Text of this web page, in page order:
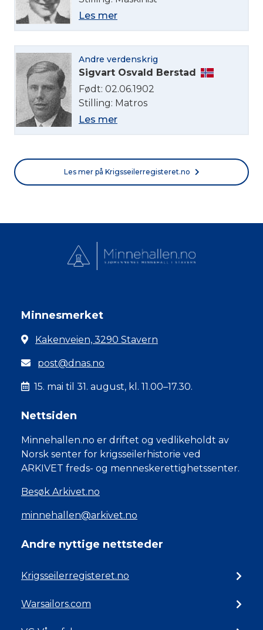
Les mer
Andre verdenskrig
Sigvart Osvald Berstad
Født: 02.06.1902
Stilling: Matros
Les mer
Les mer på Krigsseilerregisteret.no
Minnesmerket
Kakenveien, 3290 Stavern
post@dnas.no
15. mai til 31. august, kl. 11.00–17.30.
Nettsiden
Minnehallen.no er driftet og vedlikeholdt av
Norsk senter for krigsseilerhistorie ved
ARKIVET freds- og menneskerettighetssenter.
Besøk Arkivet.no
minnehallen@arkivet.no
Andre nyttige nettsteder
Krigsseilerregisteret.no
Warsailors.com